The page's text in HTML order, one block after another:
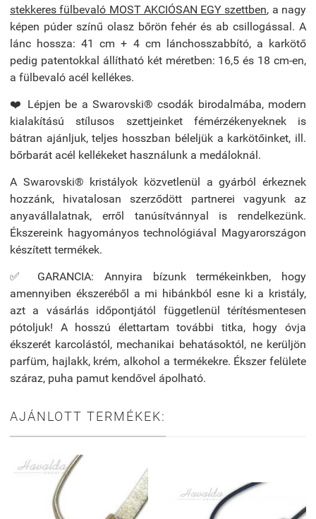
stekkeres fülbevaló MOST AKCIÓSAN EGY szettben, a nagy
képen púder színű olasz bőrön fehér és ab csillogással. A
lánc hossza: 41 cm + 4 cm lánchosszabbító, a karkötő
pedig patentokkal állítható két méretben: 16,5 és 18 cm-en,
a fülbevaló acél kellékes.
❤️ Lépjen be a Swarovski® csodák birodalmába, modern
kialakítású stílusos szettjeinket fémérzékenyeknek is
bátran ajánljuk, teljes hosszban béleljük a karkötőinket, ill.
bőrbarát acél kellékeket használunk a medáloknál.
A Swarovski® kristályok közvetlenül a gyárból érkeznek
hozzánk, hivatalosan szerződött partnerei vagyunk az
anyavállalatnak, erről tanúsítvánnyal is rendelkezünk.
Ékszereink hagyományos technológiával Magyarországon
készített termékek.
✅ GARANCIA: Annyira bízunk termékeinkben, hogy
amennyiben ékszeréből a mi hibánkból esne ki a kristály,
azt a vásárlás időpontjától függetlenül térítésmentesen
pótoljuk! A hosszú élettartam további titka, hogy óvja
ékszerét karcolástól, mechanikai behatásoktól, ne kerüljön
parfüm, hajlakk, krém, alkohol a termékekre. Ékszer felülete
száraz, puha pamut kendővel ápolható.
AJÁNLOTT TERMÉKEK: